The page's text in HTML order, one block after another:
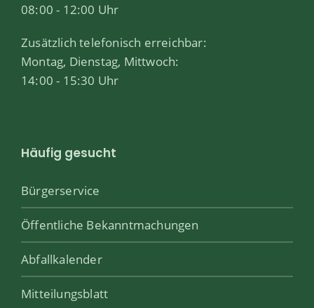
08:00 - 12:00 Uhr
Zusätzlich telefonisch erreichbar:
Montag, Dienstag, Mittwoch:
14:00 - 15:30 Uhr
Häufig gesucht
Bürgerservice
Öffentliche Bekanntmachungen
Abfallkalender
Mitteilungsblatt